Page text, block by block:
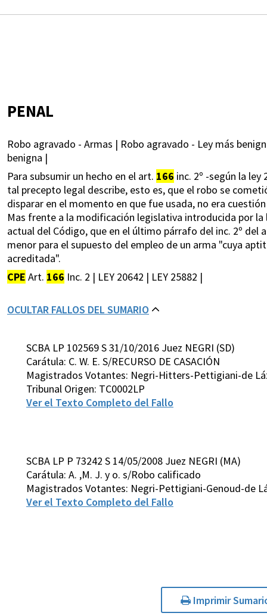
PENAL
Robo agravado - Armas | Robo agravado - Ley más
benigna |
Para subsumir un hecho en el art. 166 inc. 2º -según la
tal precepto legal describe, esto es, que el robo se
disparar en el momento en que fue usada, no era
Mas frente a la modificación legislativa introducida por
actual del Código, que en el último párrafo del inc. 2º del
menor para el supuesto del empleo de un arma "cuya
acreditada".
CPE Art. 166 Inc. 2 | LEY 20642 | LEY 25882 |
OCULTAR FALLOS DEL SUMARIO
SCBA LP 102569 S 31/10/2016 Juez NEGRI (SD)
Carátula: C. W. E. S/RECURSO DE CASACIÓN
Magistrados Votantes: Negri-Hitters-Pettigiani-de
Tribunal Origen: TC0002LP
Ver el Texto Completo del Fallo
SCBA LP P 73242 S 14/05/2008 Juez NEGRI (MA)
Carátula: A. ,M. J. y o. s/Robo calificado
Magistrados Votantes: Negri-Pettigiani-Genoud-de
Ver el Texto Completo del Fallo
Imprimir